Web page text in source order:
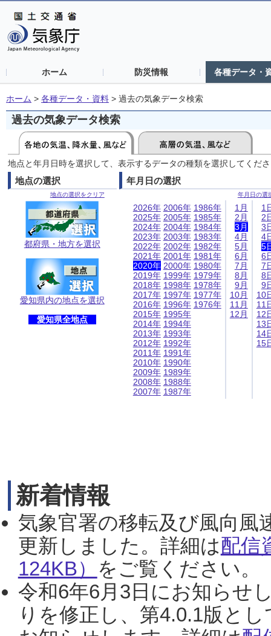
ホーム 防災情報 各種データ・
ホーム > 各種データ・資料 > 過去の気象データ検索
過去の気象データ検索
地点と年月日時を選択して、表示するデータの種類を選択してくだ
地点の選択
地点の選択をクリア
都府県・地方を選択
愛知県内の地点を選択
愛知県全地点
年月日の選択
年月日の選
2026年
2025年
2024年
2023年
2022年
2021年
2020年
2019年
2018年
2017年
2016年
2015年
2014年
2013年
2012年
2011年
2010年
2009年
2008年
2007年
2006年
2005年
2004年
2003年
2002年
2001年
2000年
1999年
1998年
1997年
1996年
1995年
1994年
1993年
1992年
1991年
1990年
1989年
1988年
1987年
1986年
1985年
1984年
1983年
1982年
1981年
1980年
1979年
1978年
1977年
1976年
1月
2月
3月
4月
5月
6月
7月
8月
9月
10月
11月
12月
1
2
3
4
5
6
7
8
9
10
11
12
13
14
15
新着情報
気象官署の移転及び風向風
更新しました。詳細は配信
124KB） をご覧ください。
令和6年6月3日にお知らせ
りを修正し、第4.0.1版と